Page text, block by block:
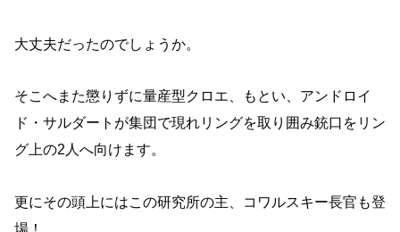
大丈夫だったのでしょうか。
そこへまた懲りずに量産型クロエ、もとい、アンドロイ
ド・サルダートが集団で現れリングを取り囲み銃口をリン
グ上の2人へ向けます。
更にその頭上にはこの研究所の主、コワルスキー長官も登